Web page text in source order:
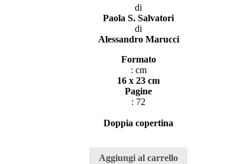
di
Paola S. Salvatori
di
Alessandro Marucci
Formato
: cm
16 x 23 cm
Pagine
: 72
Doppia copertina
Aggiungi al carrello